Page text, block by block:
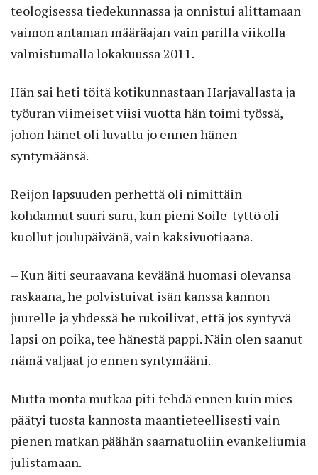
teologisessa tiedekunnassa ja onnistui alittamaan
vaimon antaman määräajan vain parilla viikolla
valmistumalla lokakuussa 2011.
Hän sai heti töitä kotikunnastaan Harjavallasta ja
työuran viimeiset viisi vuotta hän toimi työssä,
johon hänet oli luvattu jo ennen hänen
syntymäänsä.
Reijon lapsuuden perhettä oli nimittäin
kohdannut suuri suru, kun pieni Soile-tyttö oli
kuollut joulupäivänä, vain kaksivuotiaana.
– Kun äiti seuraavana keväänä huomasi olevansa
raskaana, he polvistuivat isän kanssa kannon
juurelle ja yhdessä he rukoilivat, että jos syntyvä
lapsi on poika, tee hänestä pappi. Näin olen saanut
nämä valjaat jo ennen syntymääni.
Mutta monta mutkaa piti tehdä ennen kuin mies
päätyi tuosta kannosta maantieteellisesti vain
pienen matkan päähän saarnatuoliin evankeliumia
julistamaan.